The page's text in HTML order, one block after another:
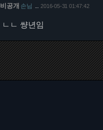
비공개 손님 2016-05-31 01:47:42
ㄴㄴ 썅년임